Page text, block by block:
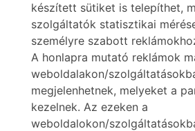
készített sütiket is telepíthet,
szolgáltatók statisztikai
személyre szabott
A honlapra mutató reklámok
weboldalakon/
megjelenhetnek, melyeket a
kezelnek. Az ezeken a
weboldalokon/